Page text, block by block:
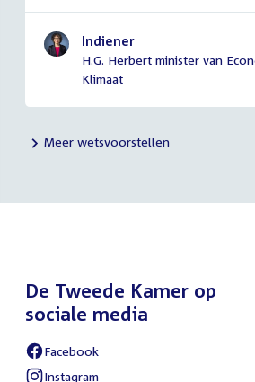
Indiener
H.G. Herbert minister van
Klimaat
Meer wetsvoorstellen
De Tweede Kamer op
sociale media
Facebook
Instagram